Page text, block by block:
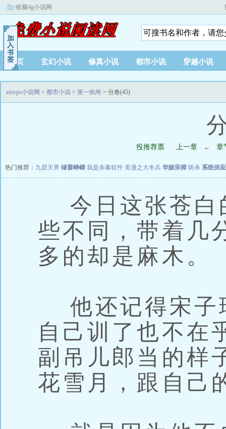
收藏4g小说网
首页 玄幻小说 修真小说 都市小说 穿越小说
stovps小说网 > 都市小说 > 第一纨绔 > 分卷(45)
投推荐票 上一章 ← 章
热门推荐： 九层天界 绿茵峥嵘 我是杀毒软件 美漫之大冬兵 华娱宗师 斩杀 系统供
今日这张苍白
些不同，带着几
多的却是麻木。
他还记得宋子
自己训了也不在
副吊儿郎当的样
花雪月，跟自己